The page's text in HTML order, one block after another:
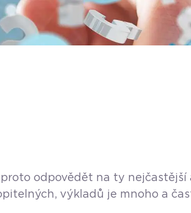
odpovědět na ty
výkladů je mnoho a